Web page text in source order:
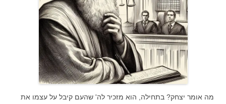
מה אומר יצחק? בתחילה, הוא מזכיר לה' שהעם קיבל על עצמו את